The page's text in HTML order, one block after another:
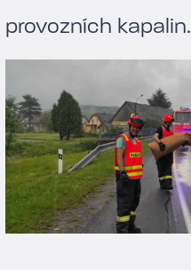
provozních kapalin.